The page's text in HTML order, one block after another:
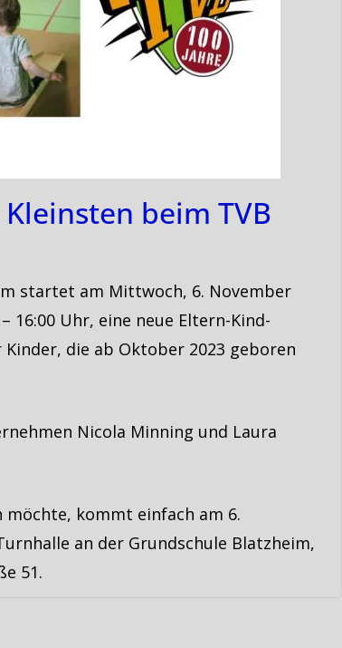
beim TVB
startet am Mittwoch, 6. November
16:00 Uhr, eine neue Eltern-Kind-
die ab Oktober 2023 geboren
Nicola Minning und Laura
möchte, kommt einfach am 6.
an der Grundschule Blatzheim,
51.